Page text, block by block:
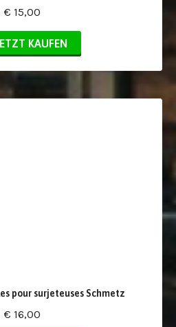
€ 15,00
KAUFEN
pour surjeteuses Schmetz
€ 16,00